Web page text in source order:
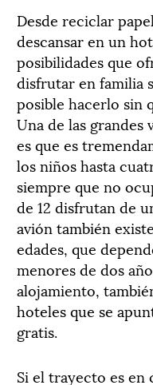
Desde reciclar
descansar en un
posibilidades que
disfrutar en familia
posible hacerlo sin
Una de las grandes
es que es
los niños hasta
siempre que no
de 12 disfrutan de
avión también
edades, que
menores de dos
alojamiento,
hoteles que se
gratis.
Si el trayecto es en